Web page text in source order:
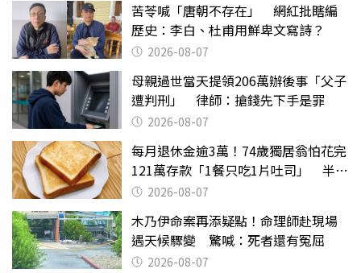
苦苓喊「唐朝不存在」 網紅批瞎編
歷史：李白、杜甫用鮮卑文寫詩？
2026-08-07
母親過世當天提領206萬辦後事「父子
遭判刑」 律師：搶錢先下手是罪
2026-08-07
每月退休金逾3萬！74歲獨居翁怕花完
121萬存款「1餐只吃1片吐司」 半年
後暴瘦嚇壞女兒
2026-08-07
木乃伊命案再添疑點！命理師赴現場
遇天候驟變 驚喊：死者還有冤屈
2026-08-07